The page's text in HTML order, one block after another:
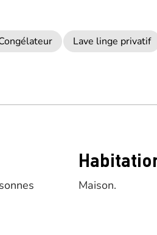
Lave linge privatif
Maison.